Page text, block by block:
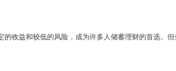
的收益和较低的风险，成为许多人储蓄理财的首选。